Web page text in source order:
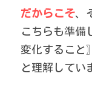
だからこそ、
こちらも準備
変化すること
と理解してい